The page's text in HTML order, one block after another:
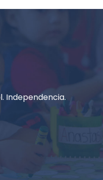
Independencia.